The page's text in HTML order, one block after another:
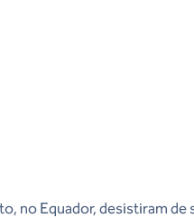
no Equador, desistiram